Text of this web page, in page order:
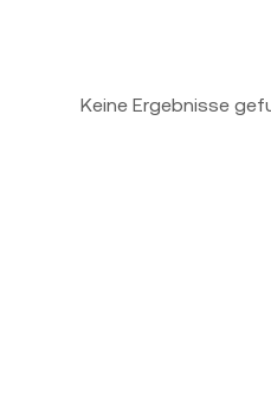
Keine Ergebnisse